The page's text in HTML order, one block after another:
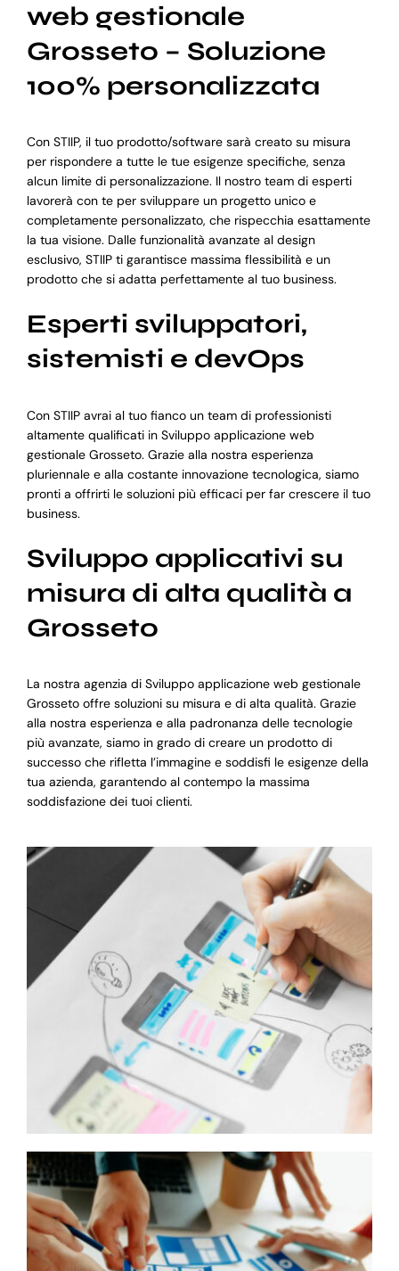
web gestionale
Grosseto – Soluzione
100% personalizzata
Con STIIP, il tuo prodotto/software sarà creato su misura
per rispondere a tutte le tue esigenze specifiche, senza
alcun limite di personalizzazione. Il nostro team di esperti
lavorerà con te per sviluppare un progetto unico e
completamente personalizzato, che rispecchia esattamente
la tua visione. Dalle funzionalità avanzate al design
esclusivo, STIIP ti garantisce massima flessibilità e un
prodotto che si adatta perfettamente al tuo business.
Esperti sviluppatori,
sistemisti e devOps
Con STIIP avrai al tuo fianco un team di professionisti
altamente qualificati in Sviluppo applicazione web
gestionale Grosseto. Grazie alla nostra esperienza
pluriennale e alla costante innovazione tecnologica, siamo
pronti a offrirti le soluzioni più efficaci per far crescere il tuo
business.
Sviluppo applicativi su
misura di alta qualità a
Grosseto
La nostra agenzia di Sviluppo applicazione web gestionale
Grosseto offre soluzioni su misura e di alta qualità. Grazie
alla nostra esperienza e alla padronanza delle tecnologie
più avanzate, siamo in grado di creare un prodotto di
successo che rifletta l’immagine e soddisfi le esigenze della
tua azienda, garantendo al contempo la massima
soddisfazione dei tuoi clienti.